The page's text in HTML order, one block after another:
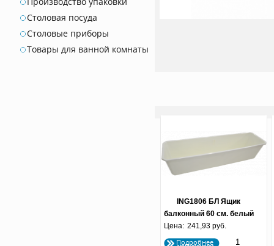
Столовая посуда
Столовые приборы
Товары для ванной комнаты
ING1806 БЛ Ящик
балконный 60 см. белый
(по 20 шт.)
Цена: 241,93 руб.
Подробнее